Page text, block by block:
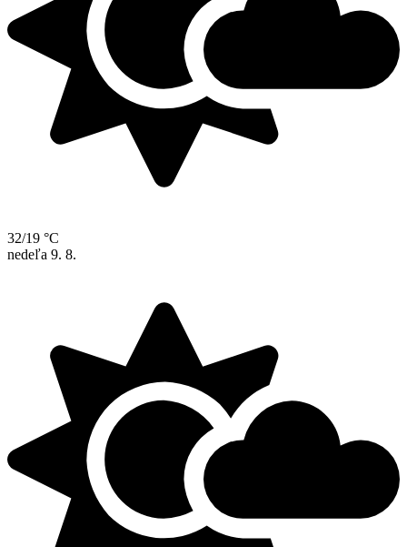
32/19 °C
nedeľa 9. 8.